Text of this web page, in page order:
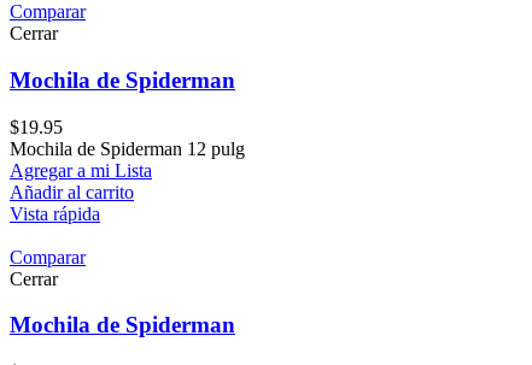
Comparar
Cerrar
Mochila de Spiderman
$19.95
Mochila de Spiderman 12 pulg
Agregar a mi Lista
Añadir al carrito
Vista rápida
Comparar
Cerrar
Mochila de Spiderman